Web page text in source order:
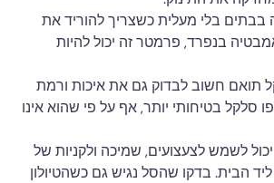
בבתים בלי מעלית כשצריך להוריד את
בנפרד, פרמטר זה יכול להיות
תואם חשוב לבדוק גם את איכות ורמת
סלקל בטיחותי יותר, אף על פי שהוא אינו
לשמש לצעצועים, שמיכה ולקניות של
הבית. בדקו שהסל נגיש גם כשהטיולון